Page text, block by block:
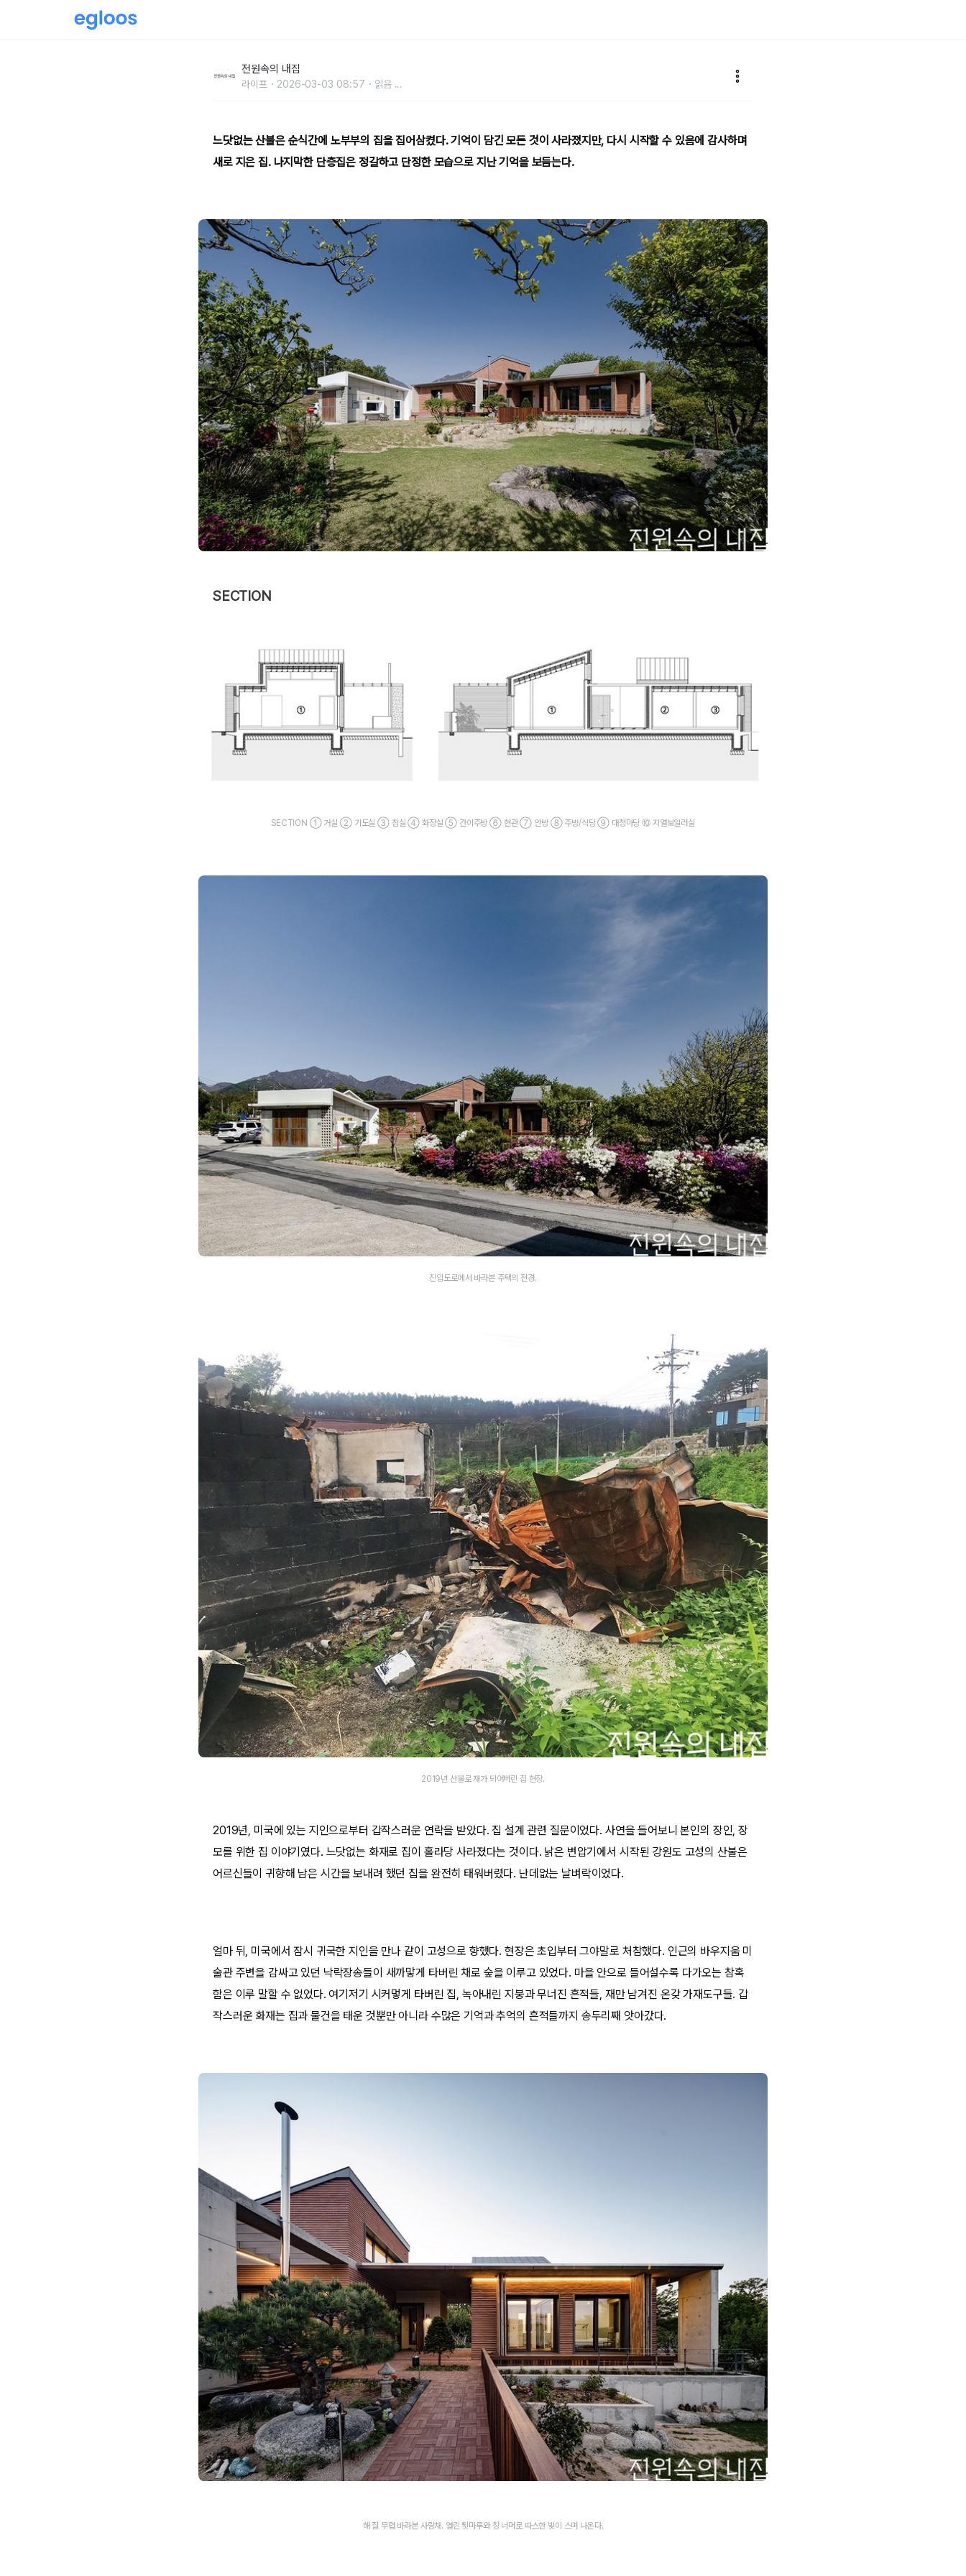
전원속의 내집
라이프 2026-03-03 08:57 읽음 ...
느닷없는 산불은 순식간에 노부부의 집을 집어삼켰다. 기억이 담긴 모든 것이 사라졌지만, 다시 시작할 수 있음에 감사하며
새로 지은 집. 나지막한 단층집은 정갈하고 단정한 모습으로 지난 기억을 보듬는다.
SECTION
SECTION ① 거실 ② 기도실 ③ 침실 ④ 화장실 ⑤ 간이주방 ⑥ 현관 ⑦ 안방 ⑧ 주방/식당 ⑨ 대청마당 ⑩ 지열보일러실
진입도로에서 바라본 주택의 전경.
2019년 산불로 재가 되어버린 집 현장.
2019년, 미국에 있는 지인으로부터 갑작스러운 연락을 받았다. 집 설계 관련 질문이었다. 사연을 들어보니 본인의 장인, 장
모를 위한 집 이야기였다. 느닷없는 화재로 집이 홀라당 사라졌다는 것이다. 낡은 변압기에서 시작된 강원도 고성의 산불은
어르신들이 귀향해 남은 시간을 보내려 했던 집을 완전히 태워버렸다. 난데없는 날벼락이었다.
얼마 뒤, 미국에서 잠시 귀국한 지인을 만나 같이 고성으로 향했다. 현장은 초입부터 그야말로 처참했다. 인근의 바우지움 미
술관 주변을 감싸고 있던 낙락장송들이 새까맣게 타버린 채로 숲을 이루고 있었다. 마을 안으로 들어설수록 다가오는 참혹
함은 이루 말할 수 없었다. 여기저기 시커멓게 타버린 집, 녹아내린 지붕과 무너진 흔적들, 재만 남겨진 온갖 가재도구들. 갑
작스러운 화재는 집과 물건을 태운 것뿐만 아니라 수많은 기억과 추억의 흔적들까지 송두리째 앗아갔다.
해 질 무렵 바라본 사랑채. 열린 툇마루와 창 너머로 따스한 빛이 스며 나온다.